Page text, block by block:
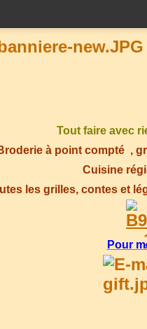
Tout faire avec
à point compté ,
Cuisine
les grilles, contes et
Pour